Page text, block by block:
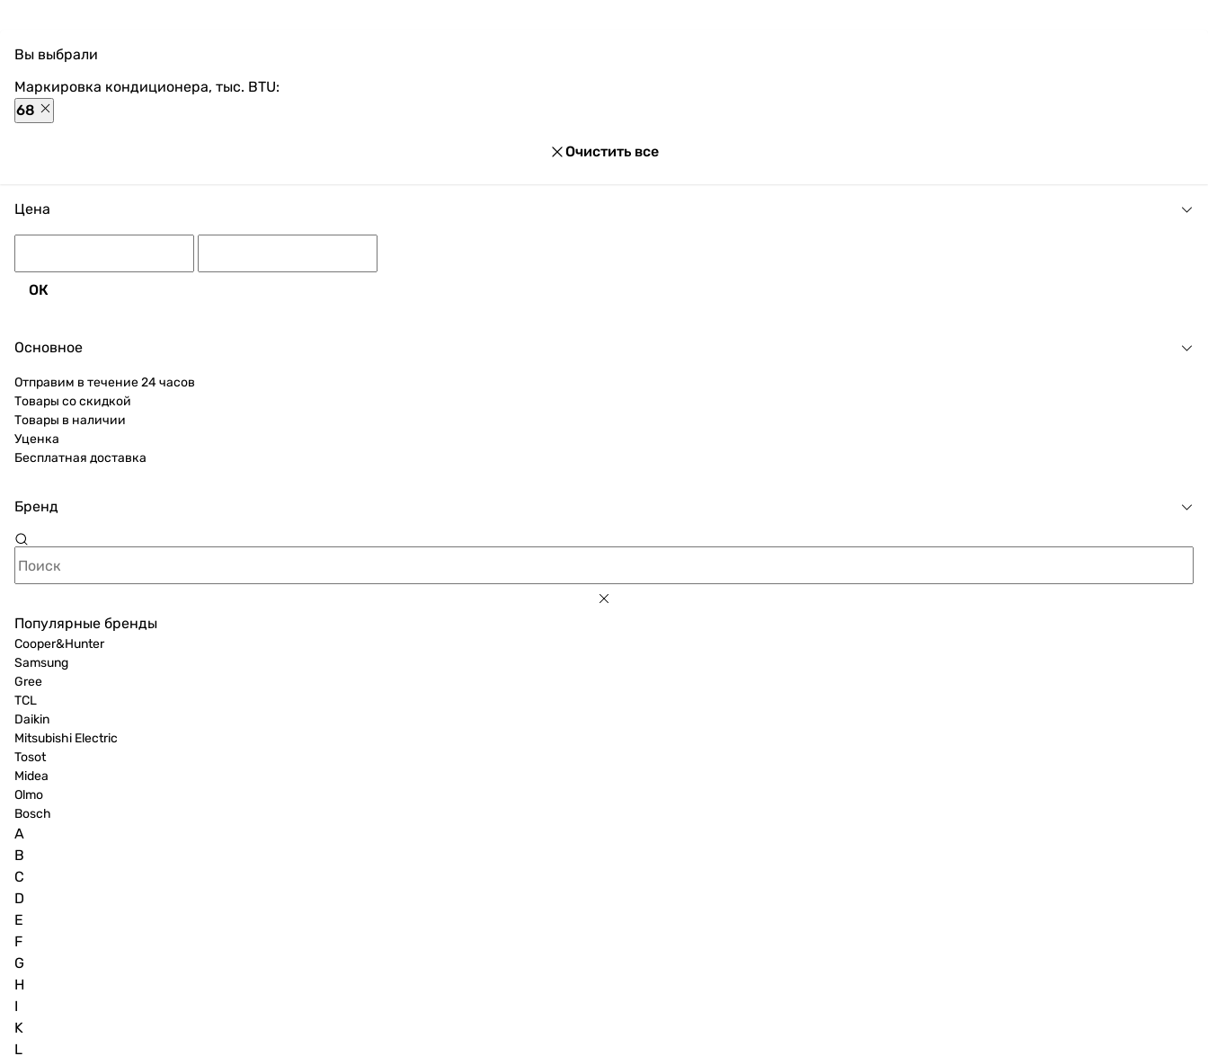
Вы выбрали
Маркировка кондиционера, тыс. BTU:
68
Очистить все
Цена
ОК
Основное
Отправим в течение 24 часов
Товары со скидкой
Товары в наличии
Уценка
Бесплатная доставка
Бренд
Популярные бренды
Cooper&Hunter
Samsung
Gree
TCL
Daikin
Mitsubishi Electric
Tosot
Midea
Olmo
Bosch
A
B
C
D
E
F
G
H
I
K
L